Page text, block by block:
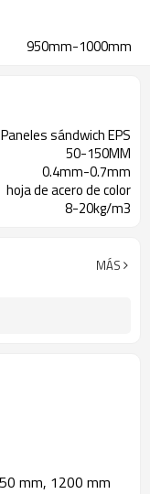
950mm-1000mm
Paneles sándwich EPS
50-150MM
0.4mm-0.7mm
hoja de acero de color
8-20kg/m3
MÁS
mm, 1200 mm